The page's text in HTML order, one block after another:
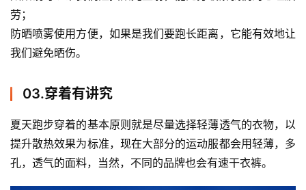
劳；
防晒喷雾使用方便，如果是我们要跑长距离，它能有效地让
我们避免晒伤。
03.穿着有讲究
夏天跑步穿着的基本原则就是尽量选择轻薄透气的衣物，以
提升散热效果为标准，现在大部分的运动服都会用轻薄，多
孔，透气的面料，当然，不同的品牌也会有速干衣裤。